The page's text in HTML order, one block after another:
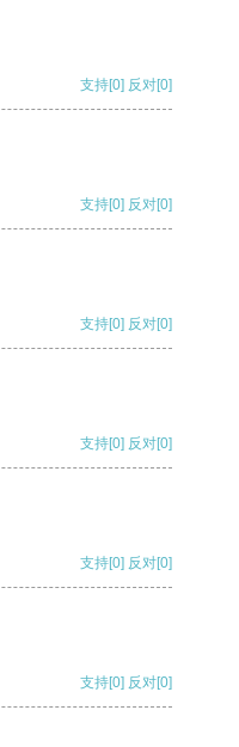
支持[0] 反对[0]
支持[0] 反对[0]
支持[0] 反对[0]
支持[0] 反对[0]
支持[0] 反对[0]
支持[0] 反对[0]